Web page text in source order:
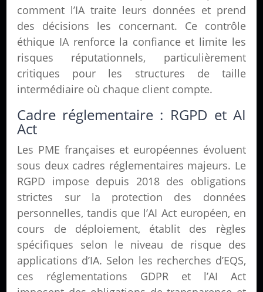
comment l’IA traite leurs données et prend
des décisions les concernant. Ce contrôle
éthique IA renforce la confiance et limite les
risques réputationnels, particulièrement
critiques pour les structures de taille
intermédiaire où chaque client compte.
Cadre réglementaire : RGPD et AI
Act
Les PME françaises et européennes évoluent
sous deux cadres réglementaires majeurs. Le
RGPD impose depuis 2018 des obligations
strictes sur la protection des données
personnelles, tandis que l’AI Act européen, en
cours de déploiement, établit des règles
spécifiques selon le niveau de risque des
applications d’IA. Selon les recherches d’EQS,
ces réglementations GDPR et l’AI Act